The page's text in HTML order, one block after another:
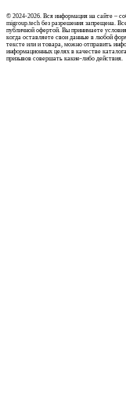
© 2024-2026. Вся информация на сайте –
migroup.tech без разрешения запрещена.
публичной офертой. Вы принимаете условия
когда оставляете свои данные в любой
тексте или и товара, можно отправить
информационных целях в качестве
призывов совершать какие-либо действия.